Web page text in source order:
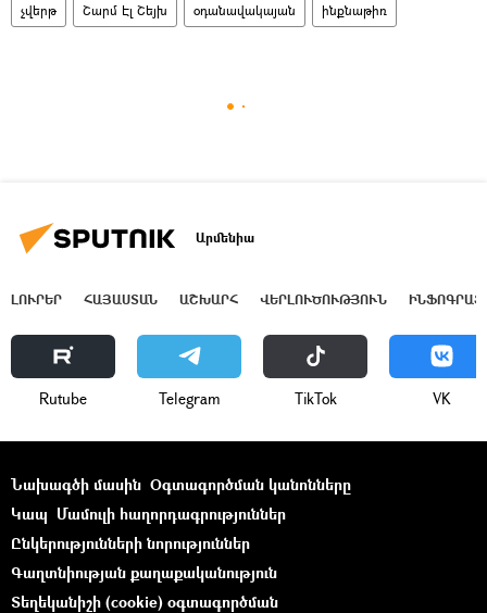
չվերթ Շարմ Էլ Շեյխ օդանավակայան ինքնաթիռ
Արմենիա
ԼՈՒՐԵՐ ՀԱՅԱՍՏԱՆ ԱՇԽԱՐՀ ՎԵՐԼՈՒԾՈՒԹՅՈՒՆ
Rutube Telegram ТikТоk VK
Նախագծի մասին Օգտագործման կանոնները
Կապ Մամուլի հաղորդագրություններ
Ընկերությունների նորություններ
Գաղտնիության քաղաքականություն
Տեղեկանիշի (cookie) օգտագործման